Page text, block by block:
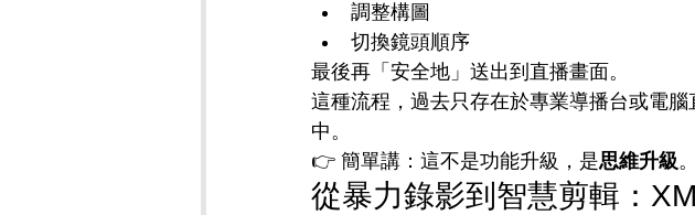
調整構圖
切換鏡頭順序
最後再「安全地」送出到直播畫面。
這種流程，過去只存在於專業導播台或電
中。
👉 簡單講：這不是功能升級，是思維升級。
從暴力錄影到智慧剪輯：